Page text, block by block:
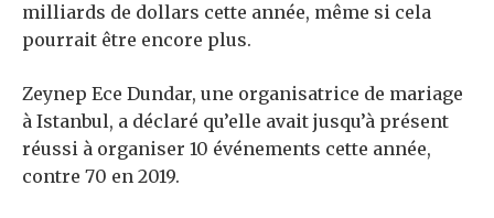
milliards de dollars cette année, même si cela
pourrait être encore plus.
Zeynep Ece Dundar, une organisatrice de mariage
à Istanbul, a déclaré qu’elle avait jusqu’à présent
réussi à organiser 10 événements cette année,
contre 70 en 2019.